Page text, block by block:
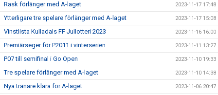
Rask förlänger med A-laget 2023-11-17 17:48
Ytterligare tre spelare förlänger med A-laget 2023-11-17 15:08
Vinstlista Kulladals FF Jullotteri 2023 2023-11-16 16:00
Premiärseger för P2011 i vinterserien 2023-11-11 13:27
P07 till semifinal i Go Open 2023-11-10 19:33
Tre spelare förlänger med A-laget 2023-11-10 14:38
Nya tränare klara för A-laget 2023-11-06 20:47